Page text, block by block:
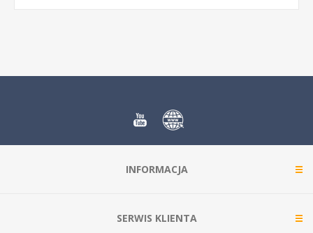
INFORMACJA
SERWIS KLIENTA